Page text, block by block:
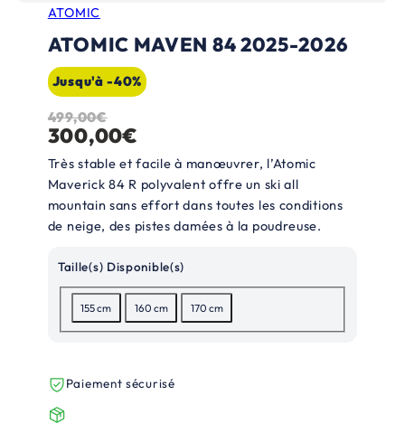
ATOMIC
ATOMIC MAVEN 84 2025-2026
Jusqu'à -40%
499,00€
L
e
p
r
t
i
300,00€
L
e
p
r
u
e
Très stable et facile à manœuvrer, l’Atomic
Maverick 84 R polyvalent offre un ski all
mountain sans effort dans toutes les conditions
de neige, des pistes damées à la poudreuse.
Taille(s) Disponible(s)
155 cm 160 cm 170 cm
Paiement sécurisé